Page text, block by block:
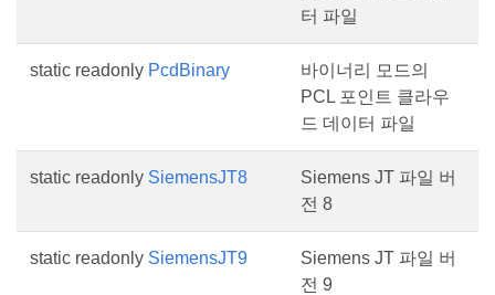
터 파일
static readonly PcdBinary
바이너리 모드의
PCL 포인트 클라우
드 데이터 파일
static readonly SiemensJT8
Siemens JT 파일 버
전 8
static readonly SiemensJT9
Siemens JT 파일 버
전 9